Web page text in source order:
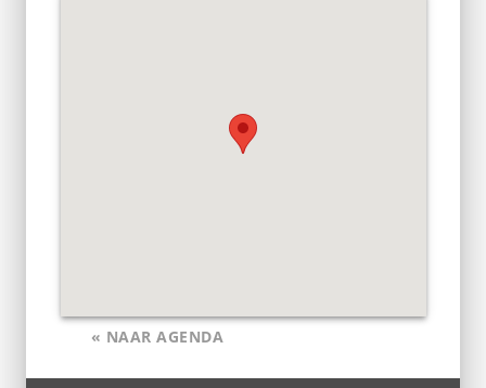
« NAAR AGENDA